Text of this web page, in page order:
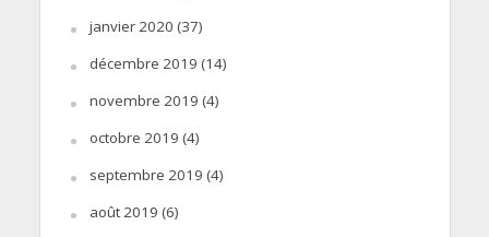
janvier 2020 (37)
décembre 2019 (14)
novembre 2019 (4)
octobre 2019 (4)
septembre 2019 (4)
août 2019 (6)